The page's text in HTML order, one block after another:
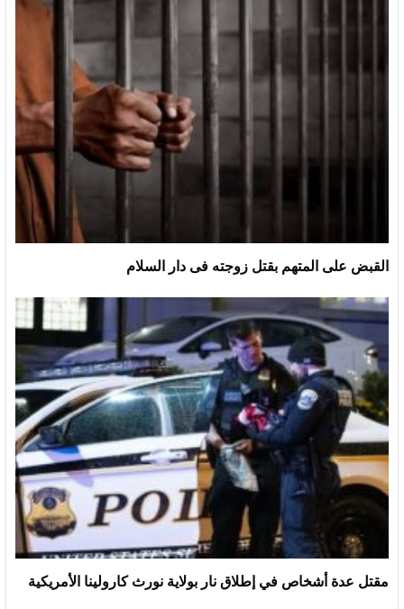
القبض على المتهم بقتل زوجته فى دار السلام
مقتل عدة أشخاص في إطلاق نار بولاية نورث كارولينا الأمريكية